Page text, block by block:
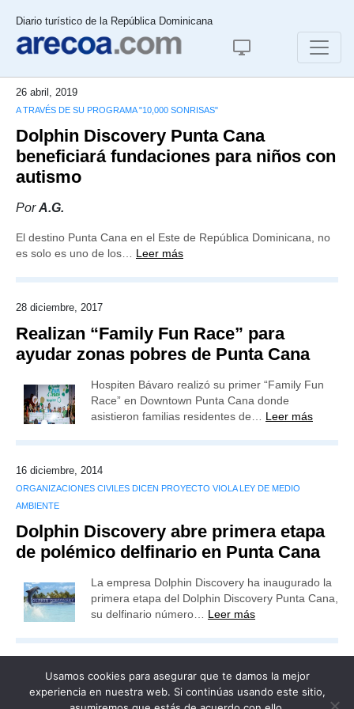
Diario turístico de la República Dominicana
26 abril, 2019
A TRAVÉS DE SU PROGRAMA "10,000 SONRISAS"
Dolphin Discovery Punta Cana
beneficiará fundaciones para niños con
autismo
PorA.G.
El destino Punta Cana en el Este de República Dominicana, no
es solo es uno de los… Leer más
28 diciembre, 2017
Realizan “Family Fun Race” para
ayudar zonas pobres de Punta Cana
Hospiten Bávaro realizó su primer “Family Fun
Race” en Downtown Punta Cana donde
asistieron familias residentes de… Leer más
16 diciembre, 2014
ORGANIZACIONES CIVILES DICEN PROYECTO VIOLA LEY DE MEDIO
AMBIENTE
Dolphin Discovery abre primera etapa
de polémico delfinario en Punta Cana
La empresa Dolphin Discovery ha inaugurado la
primera etapa del Dolphin Discovery Punta Cana,
su delfinario número… Leer más
Usamos cookies para asegurar que te damos la mejor
experiencia en nuestra web. Si continúas usando este sitio,